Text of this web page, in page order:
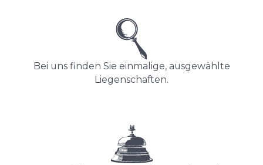
Bei uns finden Sie einmalige, ausgewählte
Liegenschaften.